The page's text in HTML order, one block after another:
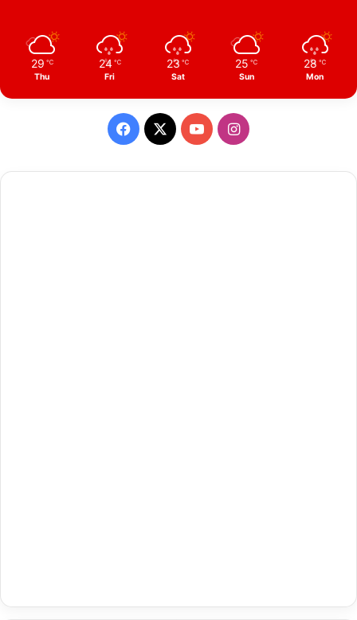
29 ℃
Thu
24 ℃
Fri
23 ℃
Sat
25 ℃
Sun
28 ℃
Mon
Facebook
X YouTubeInstagram